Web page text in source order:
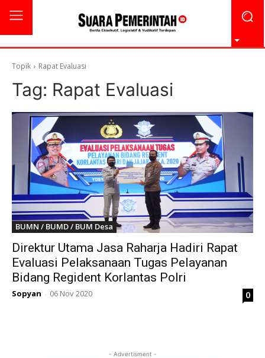
Topik Rapat Evaluasi
Tag: Rapat Evaluasi
BUMN / BUMD / BUM Desa
Direktur Utama Jasa Raharja Hadiri Rapat
Evaluasi Pelaksanaan Tugas Pelayanan
Bidang Regident Korlantas Polri
Sopyan - 06 Nov 2020 0
- Advertisment -